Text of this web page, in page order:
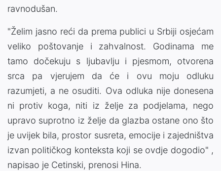
ravnodušan.
"Želim jasno reći da prema publici u Srbiji osjećam
veliko poštovanje i zahvalnost. Godinama me
tamo dočekuju s ljubavlju i pjesmom, otvorena
srca pa vjerujem da će i ovu moju odluku
razumjeti, a ne osuditi. Ova odluka nije donesena
ni protiv koga, niti iz želje za podjelama, nego
upravo suprotno iz želje da glazba ostane ono što
je uvijek bila, prostor susreta, emocije i zajedništva
izvan političkog konteksta koji se ovdje dogodio" ,
napisao je Cetinski, prenosi Hina.